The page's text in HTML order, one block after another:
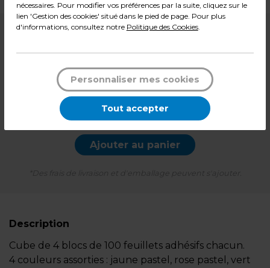
3,48€ TTC*
l'unité
-
Ajouter au panier
Description
Cube de 4 blocs de 100 feuillets adhésifs chacun.
4 couleurs assorties : jaune pastel, rose pastel, vert
nécessaires. Pour modifier vos préférences par la suite, cliquez sur le
lien 'Gestion des cookies' situé dans le pied de page. Pour plus
d'informations, consultez notre Politique des Cookies.
Personnaliser mes cookies
Tout accepter